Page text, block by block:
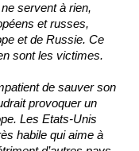
servent à rien,
et russes,
et de Russie. Ce
sont les victimes.
de sauver son
provoquer un
Les Etats-Unis
habile qui aime à